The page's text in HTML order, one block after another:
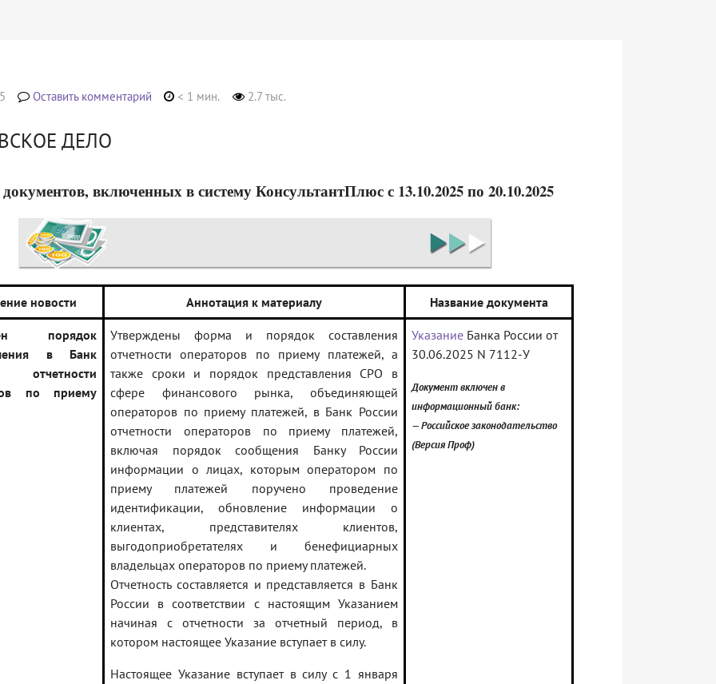
Оставить комментарий < 1 мин. 2.7 тыс.
ДЕЛО
включенных в систему КонсультантПлюс с 13.10.2025 по 20.10.2025
новости Аннотация к материалу Название документа
порядок
в Банк
по приему
Утверждены форма и порядок составления
отчетности операторов по приему платежей, а
также сроки и порядок представления СРО в
сфере финансового рынка, объединяющей
операторов по приему платежей, в Банк России
отчетности операторов по приему платежей,
включая порядок сообщения Банку России
информации о лицах, которым оператором по
приему платежей поручено проведение
идентификации, обновление информации о
клиентах, представителях клиентов,
выгодоприобретателях и бенефициарных
владельцах операторов по приему платежей.
Отчетность составляется и представляется в Банк
России в соответствии с настоящим Указанием
начиная с отчетности за отчетный период, в
котором настоящее Указание вступает в силу.
Настоящее Указание вступает в силу с 1 января
Указание Банка России от
30.06.2025 N 7112-У
Документ включен в
информационный банк:
— Российское законодательство
(Версия Проф)